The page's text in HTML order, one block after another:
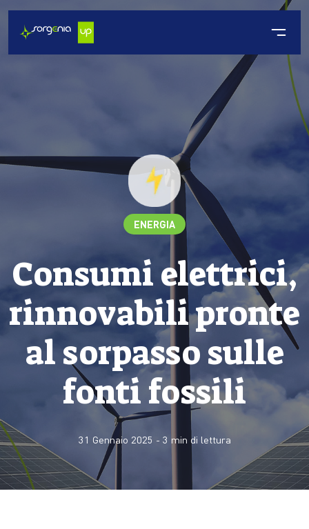
ENERGIA
Consumi elettrici,
rinnovabili pronte
al sorpasso sulle
fonti fossili
31 Gennaio 2025 - 3 min di lettura